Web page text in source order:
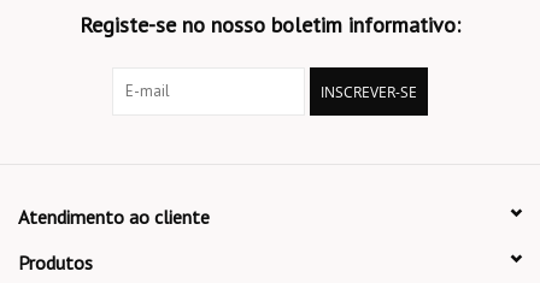
Registe-se no nosso boletim informativo:
INSCREVER-SE
Atendimento ao cliente
Produtos